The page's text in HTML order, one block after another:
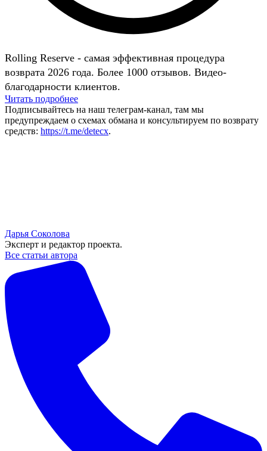
Rolling Reserve - самая эффективная процедура
возврата 2026 года. Более 1000 отзывов. Видео-
благодарности клиентов.
Читать подробнее
Подписывайтесь на наш телеграм-канал, там мы
предупреждаем о схемах обмана и консультируем по возврату
средств: https://t.me/detecx.
Дарья Соколова
Эксперт и редактор проекта.
Все статьи автора